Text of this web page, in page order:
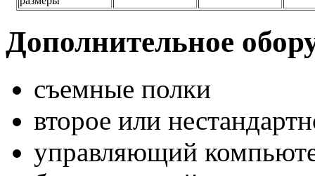
Дополнительное
съемные полки
второе или
управляющий